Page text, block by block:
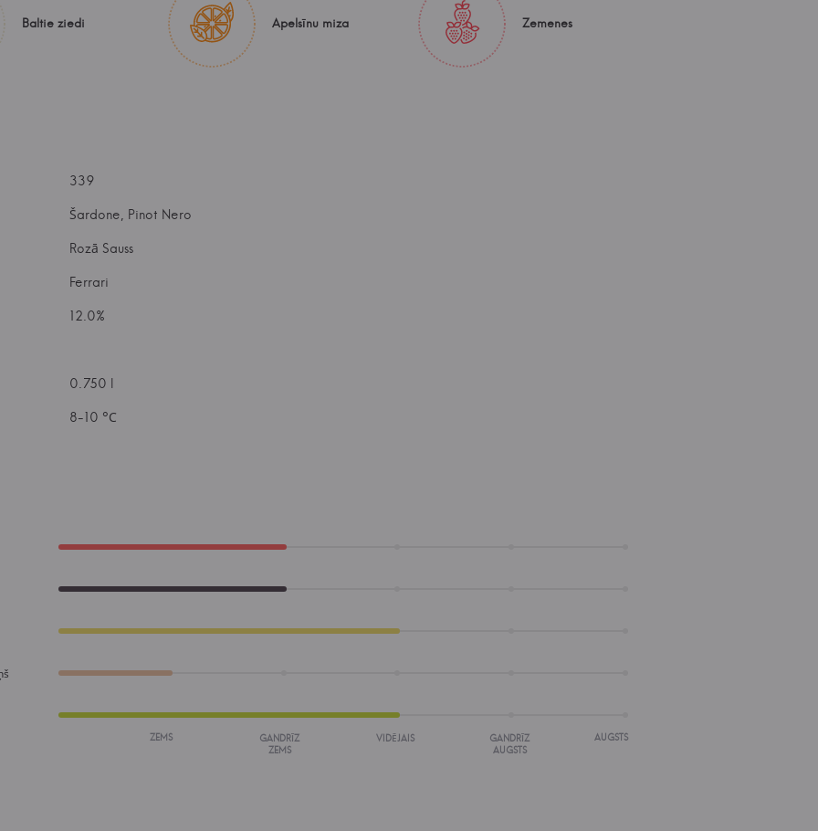
Baltie ziedi Apelsīnu miza Zemenes
339
Šardone, Pinot Nero
Rozā Sauss
Ferrari
12.0%
0.750 l
8-10 °С
ZEMS
GANDRĪZ
ZEMS
VIDĒJAIS
GANDRĪZ
AUGSTS
AUGSTS